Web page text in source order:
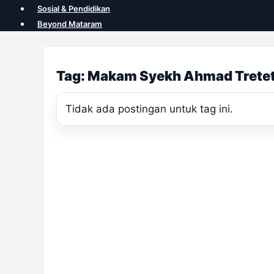
Sosial & Pendidikan
Beyond Mataram
Tag: Makam Syekh Ahmad
Tidak ada postingan untuk tag ini.